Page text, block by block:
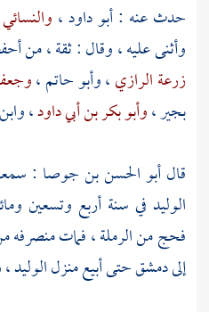
حدث عنه :أبو داود، والنسائي
وأثنى عليه ، وقال : ثقة ، من
زرعة الرازي،وأبو حاتم،
بجير،وأبو بكر بن أبي داود،
قالأبو الحسن بن جوصا :
الوليد في سنة أربع وتسعين
فحج منالرملة، فمات منصرفه
إلىدمشقحتى أبيع منزلالوليد